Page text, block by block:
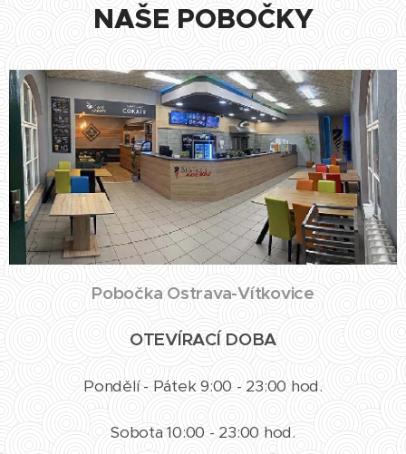
NAŠE POBOČKY
Pobočka Ostrava-Vítkovice
OTEVÍRACÍ DOBA
Pondělí - Pátek 9:00 - 23:00 hod.
Sobota 10:00 - 23:00 hod.